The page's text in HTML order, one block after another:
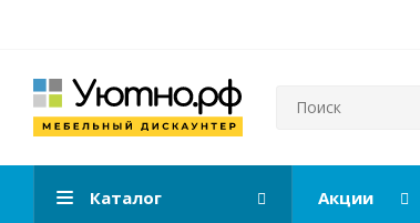
Каталог Акции